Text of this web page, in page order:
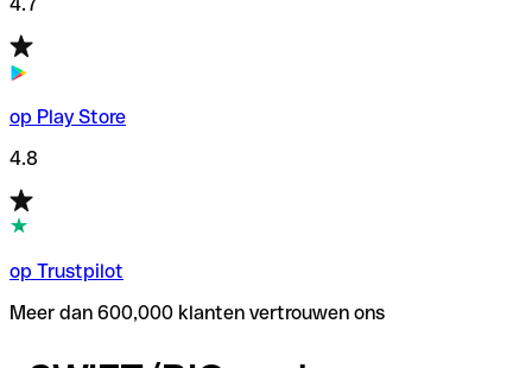
op Play Store
4.8
op Trustpilot
Meer dan 600,000 klanten vertrouwen ons